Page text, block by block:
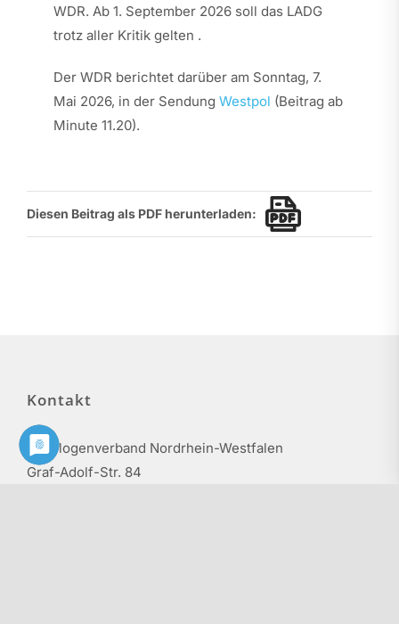
WDR. Ab 1. September 2026 soll das LADG
trotz aller Kritik gelten .
Der WDR berichtet darüber am Sonntag, 7.
Mai 2026, in der Sendung Westpol (Beitrag ab
Minute 11.20).
Diesen Beitrag als PDF herunterladen:
Kontakt
Philologenverband Nordrhein-Westfalen
Graf-Adolf-Str. 84